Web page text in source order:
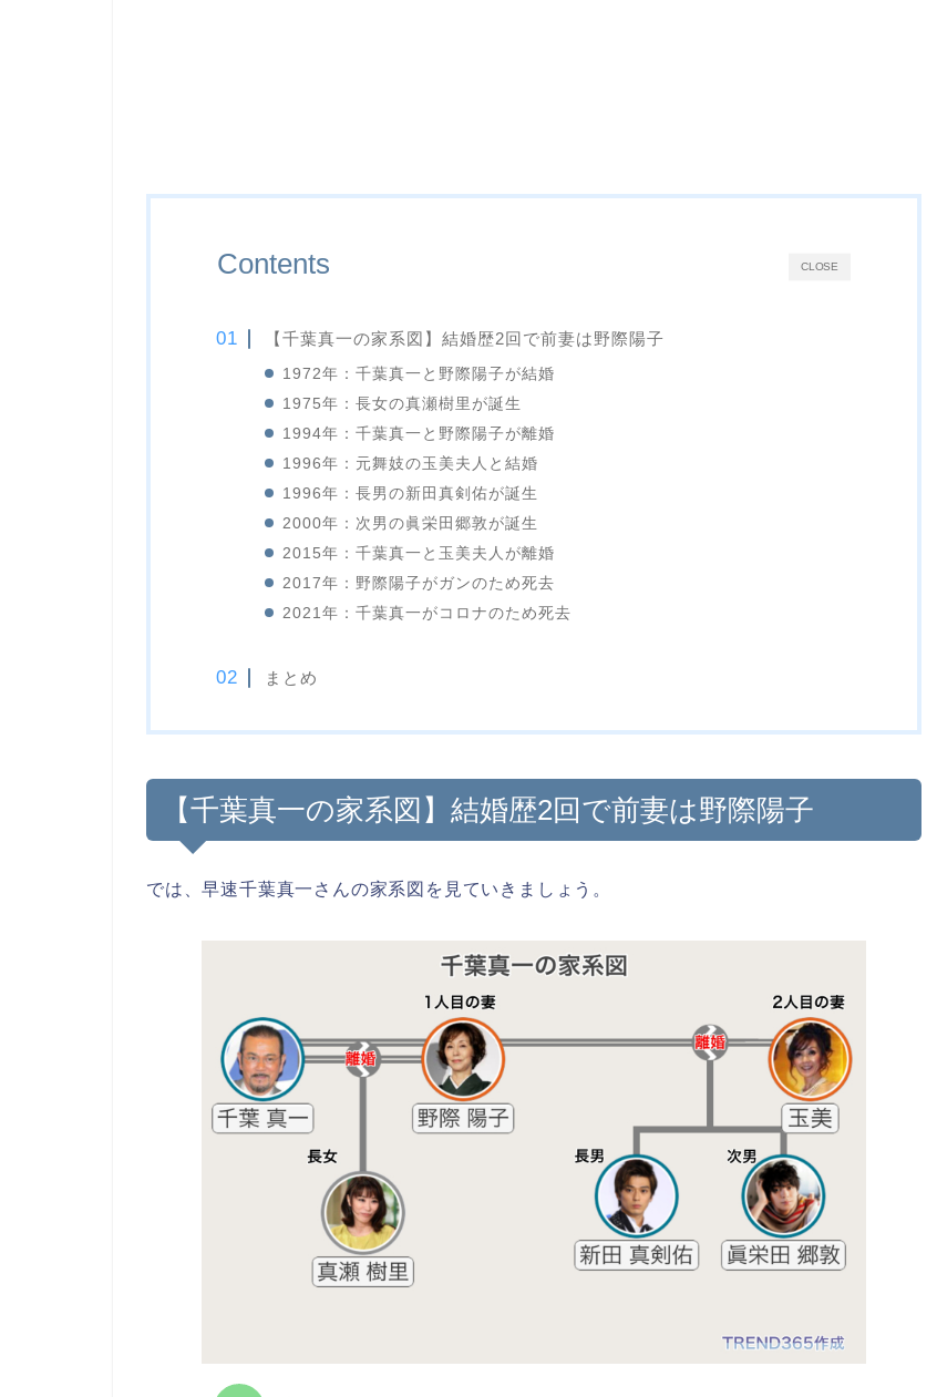
CLOSE
Contents
【千葉真一の家系図】結婚歴2回で前妻は野際陽子
1972年：千葉真一と野際陽子が結婚
1975年：長女の真瀬樹里が誕生
1994年：千葉真一と野際陽子が離婚
1996年：元舞妓の玉美夫人と結婚
1996年：長男の新田真剣佑が誕生
2000年：次男の眞栄田郷敦が誕生
2015年：千葉真一と玉美夫人が離婚
2017年：野際陽子がガンのため死去
2021年：千葉真一がコロナのため死去
まとめ
【千葉真一の家系図】結婚歴2回で前妻は野際陽子
では、早速千葉真一さんの家系図を見ていきましょう。